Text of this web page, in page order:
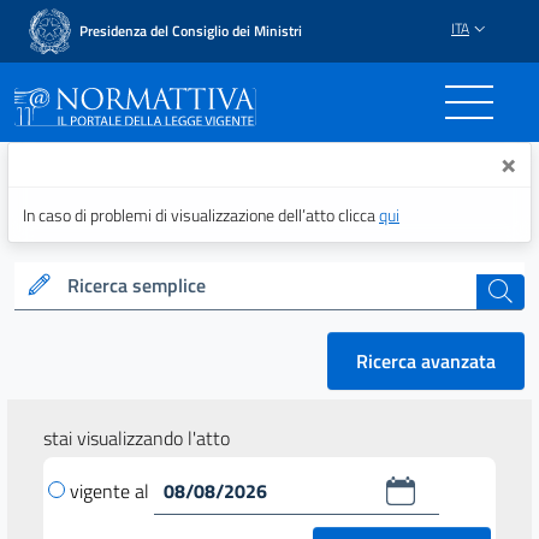
Presidenza del Consiglio dei Ministri ITA
Normattiva - Il portale ×
In caso di problemi di visualizzazione dell’atto cliccaqui
Ricerca semplice cerca
Ricerca avanzata
stai visualizzando l'atto
vigente al